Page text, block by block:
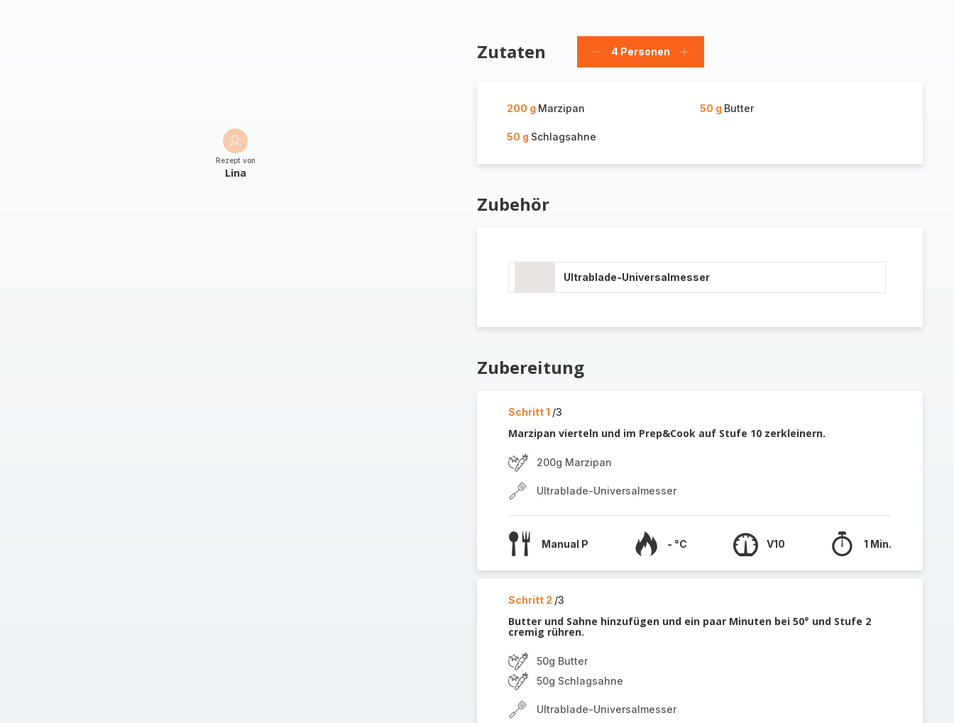
Rezept von
Lina
Zutaten
Personen
4 Personen
Personen
200 g Marzipan 50 g Butter
50 g Schlagsahne
Zubehör
Ultrablade-Universalmesser
Zubereitung
Schritt 1 /3
Marzipan vierteln und im Prep&Cook auf Stufe 10 zerkleinern.
200g Marzipan
Ultrablade-Universalmesser
Manual P - °C V10 1 Min.
Schritt 2 /3
Butter und Sahne hinzufügen und ein paar Minuten bei 50° und Stufe 2
cremig rühren.
50g Butter
50g Schlagsahne
Ultrablade-Universalmesser